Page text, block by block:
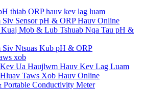
thiab ORP hauv kev lag luam
Sensor pH & ORP Hauv Online
Kuaj Mob & Lub Tshuab Nqa Tau pH &
Ntsuas Kub pH & ORP
xob
Ua Haujlwm Hauv Kev Lag Luam
Taws Xob Hauv Online
Conductivity Meter